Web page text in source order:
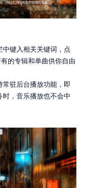
键入相关关键词，点
的专辑和单曲供你自由
驻后台播放功能，即
，音乐播放也不会中